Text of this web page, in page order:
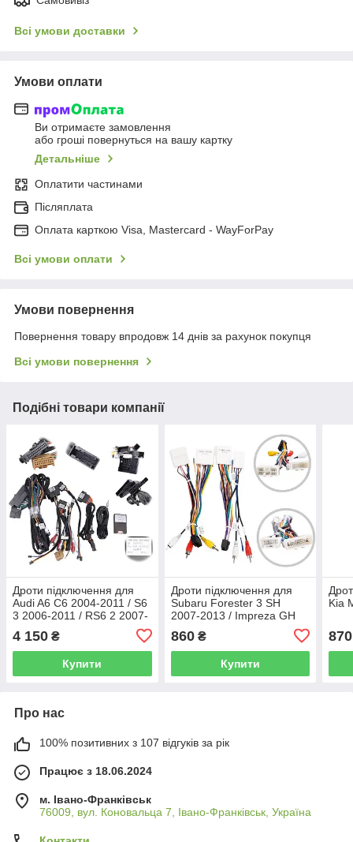
Всі умови доставки
Умови оплати
Ви отримаєте замовлення
або гроші повернуться на вашу картку
Детальніше
Оплатити частинами
Післяплата
Оплата карткою Visa, Mastercard - WayForPay
Всі умови оплати
Умови повернення
Повернення товару впродовж 14 днів за рахунок покупця
Всі умови повернення
Подібні товари компанії
Дроти підключення для
Audi A6 C6 2004-2011 / S6
3 2006-2011 / RS6 2 2007-
4 150 ₴
Купити
Дроти підключення для
Subaru Forester 3 SH
2007-2013 / Impreza GH
860₴
Купити
Kia
870
Про нас
100% позитивних з 107 відгуків за рік
Працює з 18.06.2024
м. Івано-Франківськ
76009, вул. Коновальца 7, Івано-Франківськ, Україна